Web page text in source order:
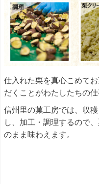
仕入れた栗を真心こめて
だくことがわたしたちの仕
信州里の菓工房では、収
し、加工・調理するので
のまま味わえます。